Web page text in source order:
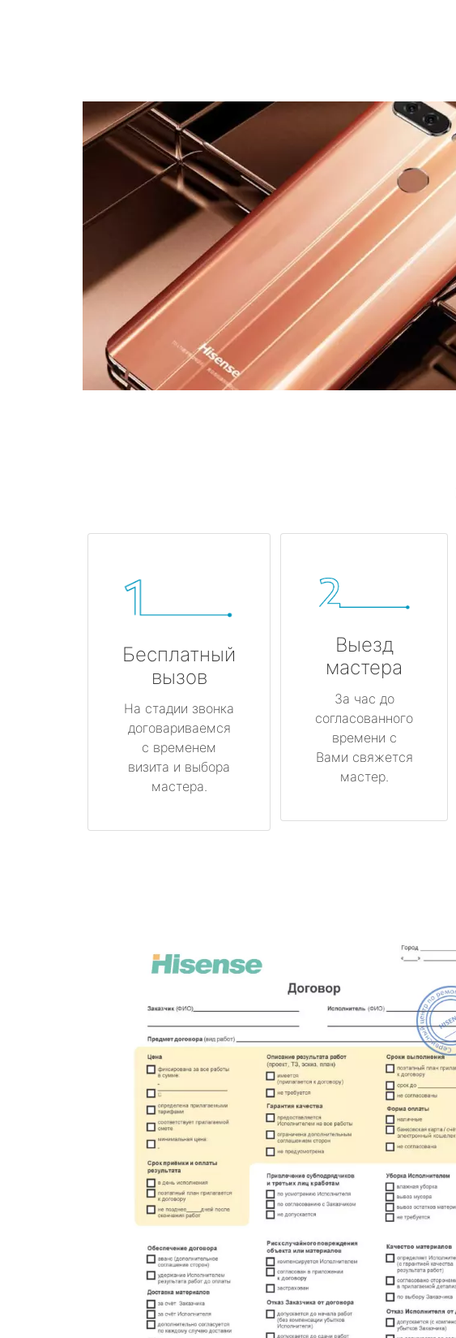
Бесплатный
вызов
На стадии звонка
договариваемся
с временем
визита и выбора
мастера.
Выезд
мастера
За час до
согласованного
времени с
Вами свяжется
мастер.